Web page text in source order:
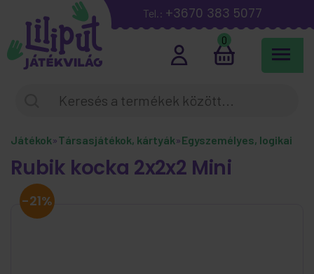
Tel.: +3670 383 5077
0
Játékok»Társasjátékok, kártyák»Egyszemélyes, logikai
Rubik kocka 2x2x2 Mini
-21%